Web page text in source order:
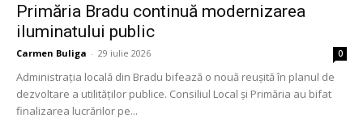
Primăria Bradu continuă modernizarea
iluminatului public
Carmen Buliga - 29 iulie 2026 0
Administrația locală din Bradu bifează o nouă reușită în planul de
dezvoltare a utilităților publice. Consiliul Local și Primăria au bifat
finalizarea lucrărilor pe...